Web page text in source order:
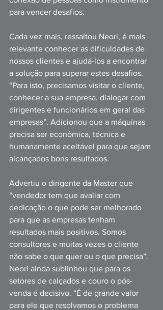
para vencer desafios.
Cada vez mais, ressaltou Neori, é mais
relevante conhecer as dificuldades de
nossos clientes e ajudá-los a encontrar
a solução para superar estes desafios.
“Para isto, precisamos visitar o cliente,
conhecer a sua empresa, dialogar com
dirigentes e funcionários em geral das
empresas”. Adicionou que a máquinas
precisa ser econômica, técnica e
humanamente aceitável para que sejam
alcançados bons resultados.
Advertiu o dirigente da Master que
“vendedor tem que avaliar com
dedicação o que pode ser melhorado
para que as empresas tenham
resultados mais positivos. Somos
consultores e muitas vezes o cliente
não sabe o que quer ou o que precisa”.
Neori ainda sublinhou que para os
setores de calçados e couro o pós-
venda é decisivo. “É de grande valor
para ele que resolvamos o problema